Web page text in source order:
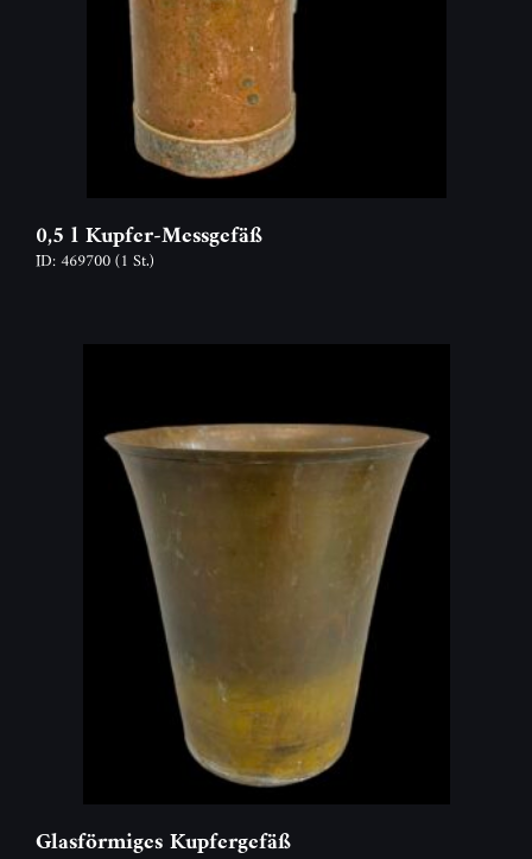
0,5 l Kupfer-Messgefäß
ID: 469700(1 St.)
Glasförmiges Kupfergefäß